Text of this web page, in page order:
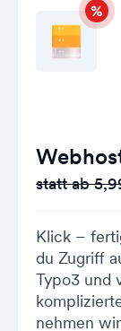
statt ab
Klick –
du Zugriff
Typo3 und
nehmen